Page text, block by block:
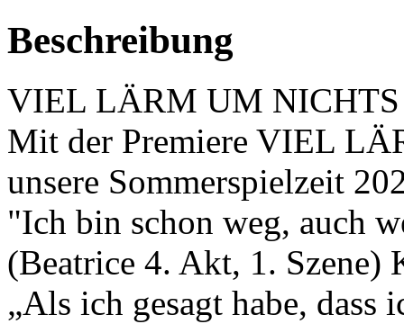
Beschreibung
VIEL LÄRM UM NICHTS
Mit der Premiere VIEL
unsere Sommerspielzeit
"Ich bin schon weg, auch
(Beatrice 4. Akt, 1.
„Als ich gesagt habe, dass